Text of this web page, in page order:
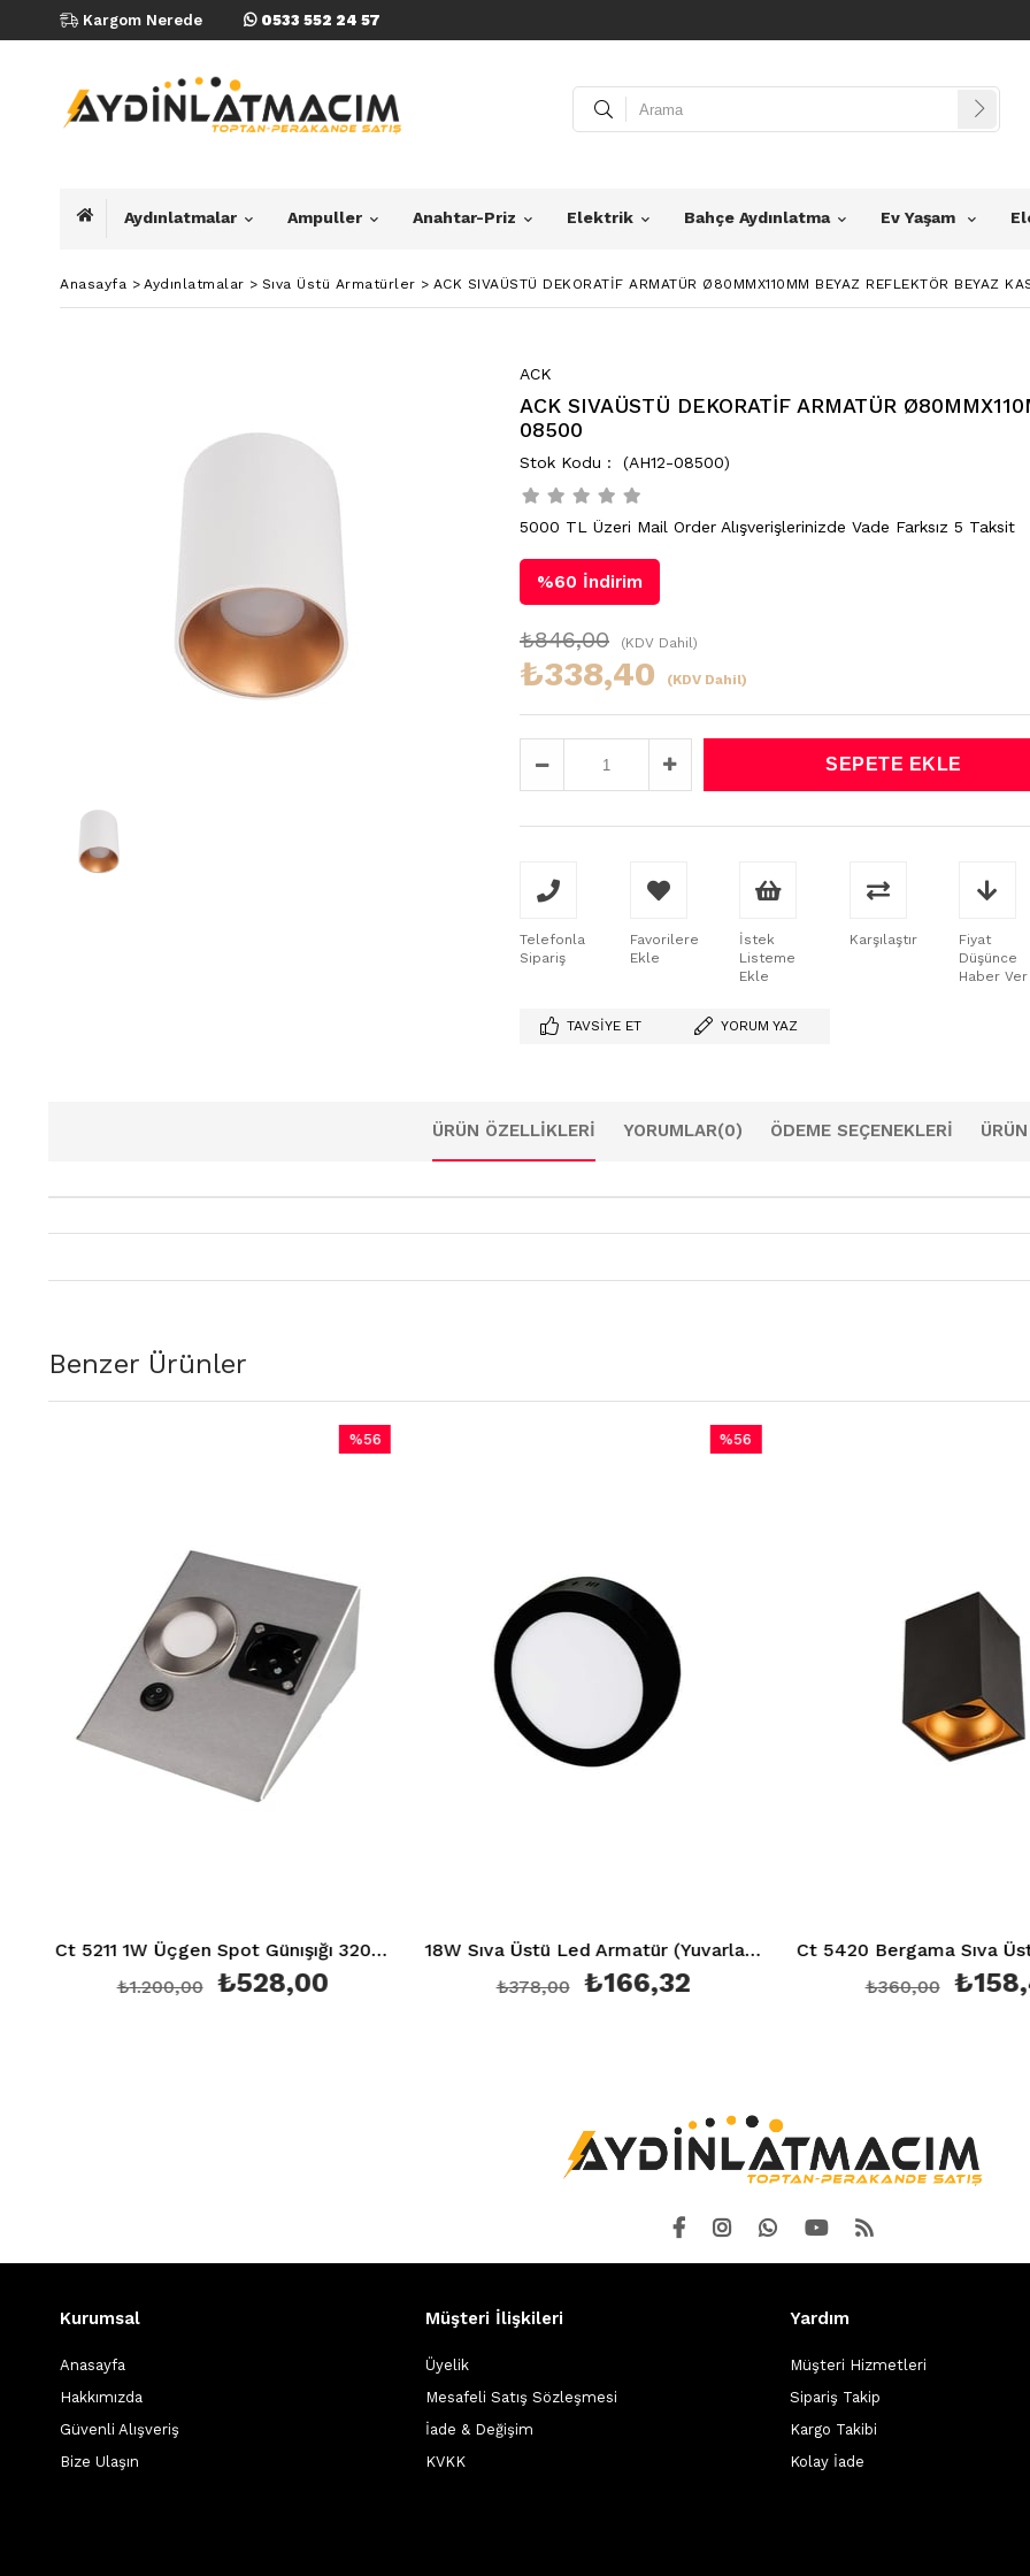
Kargom Nerede 0533 552 24 57
Aydınlatmalar Ampuller Anahtar-Priz Elektrik Bahçe Aydınlatma Ev Yaşam
Anasayfa > Aydınlatmalar > Sıva Üstü Armatürler > ACK SIVAÜSTÜ DEKORATİF ARMATÜR Ø80MMX110MM BEYAZ REFLEKTÖR BEYAZ
ACK
ACK SIVAÜSTÜ DEKORATİF ARMATÜR
08500
(AH12-08500)
5000 TL Üzeri Mail Order Alışverişlerinizde Vade Farksız 5 Taksit
%60 İndirim
₺846,00 (KDV Dahil)
₺338,40 (KDV Dahil)
Telefonla
Sipariş
Favorilere
Ekle
İstek
Listeme
Ekle
Karşılaştır
Fiyat
Düşünce
Haber Ver
TAVSIYE ET YORUM YAZ
ÜRÜN ÖZELLIKLERI YORUMLAR(0) ÖDEME SEÇENEKLERI
Benzer Ürünler
Ct 5211 1W Üçgen Spot Günışığı 3200K (Ledli+Prizli)
₺528,00
₺1.200,00
18W Sıva Üstü Led Armatür (Yuvarlak) (Beyaz) 6400K Siyah Kasa Ct 5235 Siyah Kasa
₺166,32
₺378,00 ₺158,40
₺360,00
Kurumsal
Anasayfa
Hakkımızda
Güvenli Alışveriş
Bize Ulaşın
Müşteri İlişkileri
Üyelik
Mesafeli Satış Sözleşmesi
İade & Değişim
KVKK
Yardım
Müşteri Hizmetleri
Sipariş Takip
Kargo Takibi
Kolay İade